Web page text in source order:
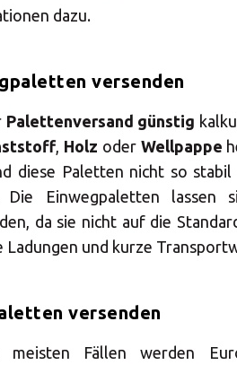
dazu.
versenden
Palettenversand günstig
, Holz oder Wellpappe
diese Paletten nicht so
Die Einwegpaletten lassen
da sie nicht auf die
Ladungen und kurze
versenden
meisten Fällen werden